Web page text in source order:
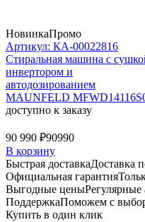
НовинкаПромо
Артикул: КА-00022816
Стиральная машина c
инвертором и
автодозированием
MAUNFELD
доступно к заказу
90 990 ₽90990
В корзину
Быстрая доставкаДоставка
Официальная гарантия
Выгодные цены
ПоддержкаПоможем с
Купить в один клик